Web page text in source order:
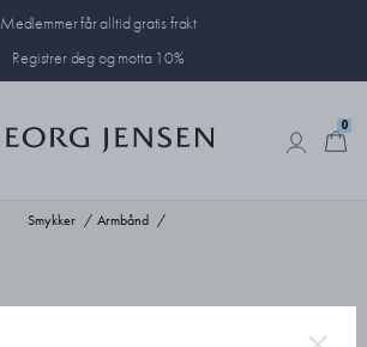
Medlemmer får alltid gratis frakt
Registrer deg og motta 10%
0
Smykker Armbånd